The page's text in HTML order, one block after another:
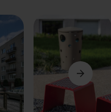
Siguiente